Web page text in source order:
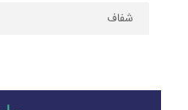
شفاف